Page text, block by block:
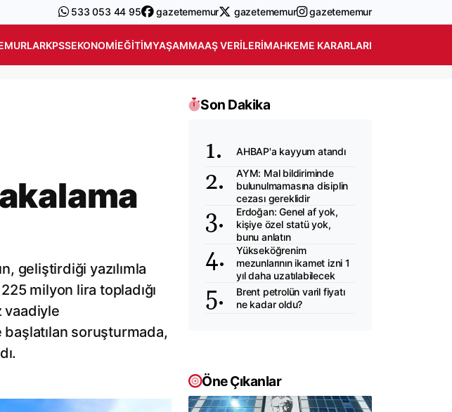
533 053 44 95 gazetememur gazetememur gazetememur
KPSSEKONOMIEĞITIMYAŞAMMAAŞ VERILERIMAHKEME KARARLARI
geliştirdiği yazılımla
milyon lira topladığı
vaadiyle
başlatılan soruşturmada,
Son Dakika
AHBAP'a kayyum atandı
AYM: Mal bildiriminde
bulunulmamasına disiplin
cezası gereklidir
Erdoğan: Genel af yok,
kişiye özel statü yok,
bunu anlatın
Yükseköğrenim
mezunlarının ikamet izni 1
yıl daha uzatılabilecek
Brent petrolün varil fiyatı
ne kadar oldu?
Öne Çıkanlar